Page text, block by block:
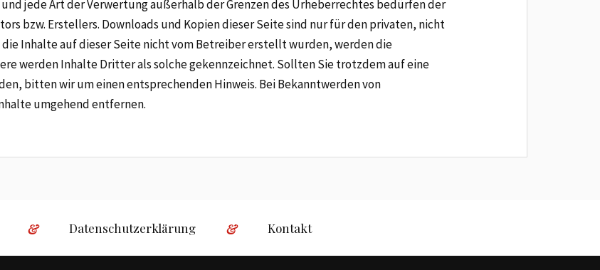
jede Art der Verwertung außerhalb der Grenzen des Urheberrechtes bedürfen der
bzw. Erstellers. Downloads und Kopien dieser Seite sind nur für den privaten, nicht
Inhalte auf dieser Seite nicht vom Betreiber erstellt wurden, werden die
werden Inhalte Dritter als solche gekennzeichnet. Sollten Sie trotzdem auf eine
bitten wir um einen entsprechenden Hinweis. Bei Bekanntwerden von
umgehend entfernen.
& Datenschutzerklärung & Kontakt